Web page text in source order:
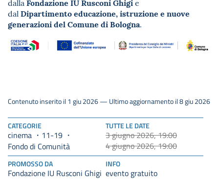
dalla Fondazione IU Rusconi Ghigie
dal Dipartimento educazione, istruzione e nuove
generazioni del Comune di Bologna.
CATEGORIE
cinema
11-19
Fondo di Comunità
TUTTE LE DATE
3 giugno 2026, 19:00
4 giugno 2026, 19:00
PROMOSSO DA
Fondazione IU Rusconi Ghigi
INFO
evento gratuito
Contenuto inserito il 1 giu 2026 — Ultimo aggiornamento il 8 giu 2026